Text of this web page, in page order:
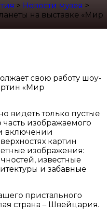
> Новости музея >
на выставке «Мир
свою работу шоу-
«Мир
видеть только пустые
изображаемого
включении
картин
изображения:
известные
и забавные
пристального
страна – Швейцария.